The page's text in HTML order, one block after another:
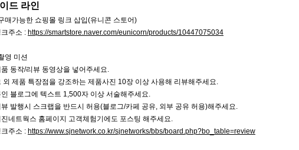
드 라인
매가능한 쇼핑몰 링크 삽입(유니콘 스토어)
주소 : https://smartstore.naver.com/eunicorn/products/10447075034
영 미션
동작/리뷰 동영상을 넣어주세요.
외 제품 특장점을 강조하는 제품사진 10장 이상 사용해 리뷰해주세요.
블로그에 텍스트 1,500자 이상 서술해주세요.
발행시 스크랩을 반드시 허용(블로그/카페 공유, 외부 공유 허용)해주세요.
네트웍스 홈페이지 고객체험기에도 포스팅 해주세요.
주소 : https://www.sjnetwork.co.kr/sjnetworks/bbs/board.php?bo_table=review